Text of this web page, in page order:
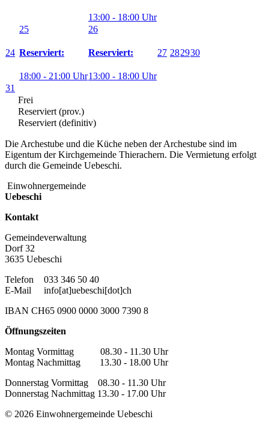
13:00 - 18:00 Uhr
24
25
Reserviert:
18:00 - 21:00 Uhr
26
Reserviert:
13:00 - 18:00 Uhr
27 282930
31
Frei
Reserviert (prov.)
Reserviert (definitiv)
Die Archestube und die Küche neben der Archestube sind im
Eigentum der Kirchgemeinde Thierachern. Die Vermietung erfolgt
durch die Gemeinde Uebeschi.
Einwohnergemeinde
Uebeschi
Kontakt
Gemeindeverwaltung
Dorf 32
3635 Uebeschi
Telefon
033 346 50 40
E-Mail
info[at]uebeschi[dot]ch
IBAN CH65 0900 0000 3000 7390 8
Öffnungszeiten
Montag Vormittag 08.30 - 11.30 Uhr
Montag Nachmittag 13.30 - 18.00 Uhr
Donnerstag Vormittag 08.30 - 11.30 Uhr
Donnerstag Nachmittag 13.30 - 17.00 Uhr
© 2026 Einwohnergemeinde Uebeschi